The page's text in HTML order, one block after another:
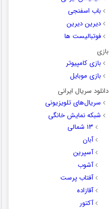
باب اسفنجی
دیرین دیرین
فوتبالیست ها
بازی
بازی کامپیوتر
بازی موبایل
دانلود سریال ایرانی
سریال‌های تلویزیونی
شبکه نمایش خانگی
۱۳ شمالی
آبان
آسپرین
آشوب
آفتاب پرست
آقازاده
آکتور